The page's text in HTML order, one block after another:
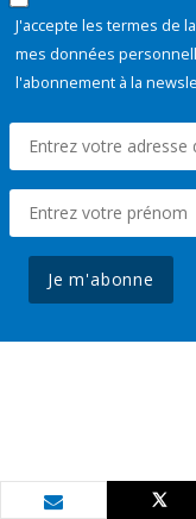
J'accepte les termes de la
mes données
l'abonnement à la
Je m'abonne